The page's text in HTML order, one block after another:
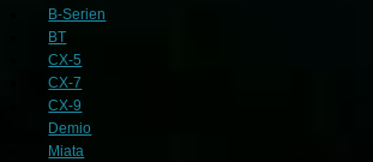
B-Serien
BT
CX-5
CX-7
CX-9
Demio
Miata